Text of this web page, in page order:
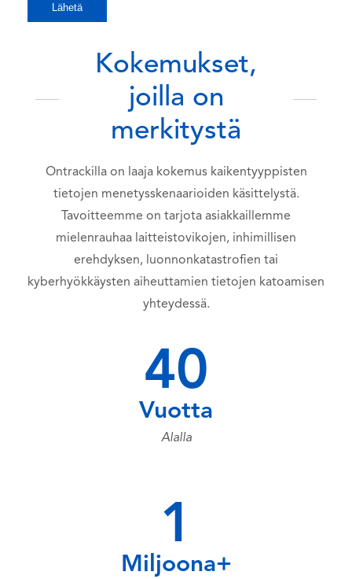
Kokemukset,
joilla on
merkitystä
Ontrackilla on laaja kokemus kaikentyyppisten
tietojen menetysskenaarioiden käsittelystä.
Tavoitteemme on tarjota asiakkaillemme
mielenrauhaa laitteistovikojen, inhimillisen
erehdyksen, luonnonkatastrofien tai
kyberhyökkäysten aiheuttamien tietojen katoamisen
yhteydessä.
40
Vuotta
Alalla
1
Miljoona+